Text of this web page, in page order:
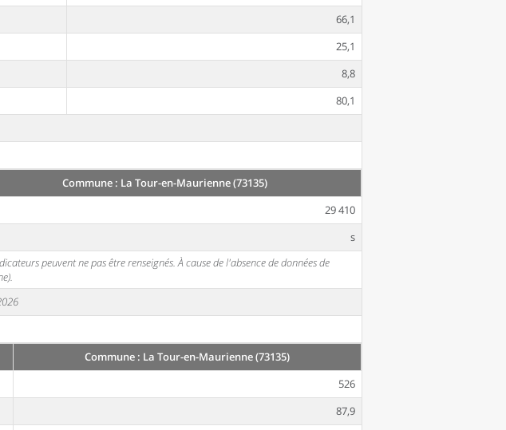
66,1
25,1
8,8
80,1
Commune : La Tour-en-Maurienne (73135)
29 410
s
peuvent ne pas être renseignés. À cause de l'absence de données de
Commune : La Tour-en-Maurienne (73135)
526
87,9